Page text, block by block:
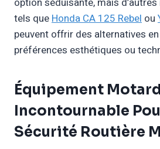
tels que Honda CA 125 Rebel ou
peuvent offrir des alternatives
préférences esthétiques ou
Équipement
Incontournable
Sécurité Routière